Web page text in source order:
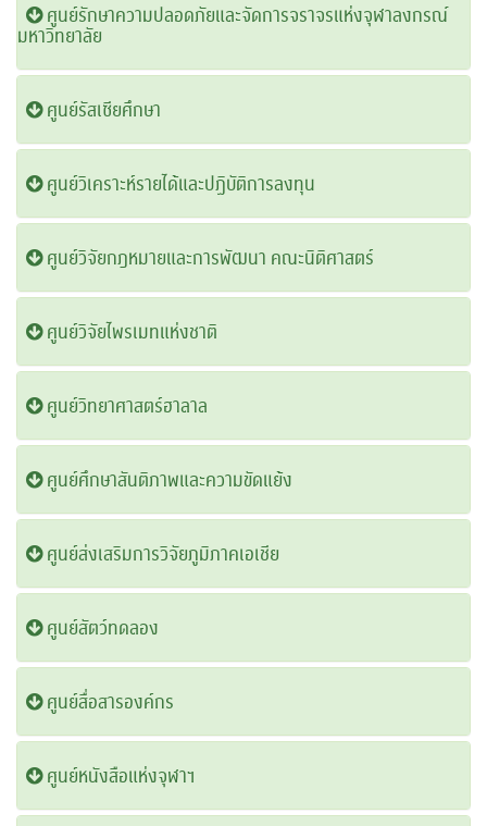
ศูนย์รักษาความปลอดภัยและจัดการจราจรแห่งจุฬาลงกรณ์
มหาวิทยาลัย
ศูนย์รัสเซียศึกษา
ศูนย์วิเคราะห์รายได้และปฏิบัติการลงทุน
ศูนย์วิจัยกฎหมายและการพัฒนา คณะนิติศาสตร์
ศูนย์วิจัยไพรเมทแห่งชาติ
ศูนย์วิทยาศาสตร์ฮาลาล
ศูนย์ศึกษาสันติภาพและความขัดแย้ง
ศูนย์ส่งเสริมการวิจัยภูมิภาคเอเชีย
ศูนย์สัตว์ทดลอง
ศูนย์สื่อสารองค์กร
ศูนย์หนังสือแห่งจุฬาฯ